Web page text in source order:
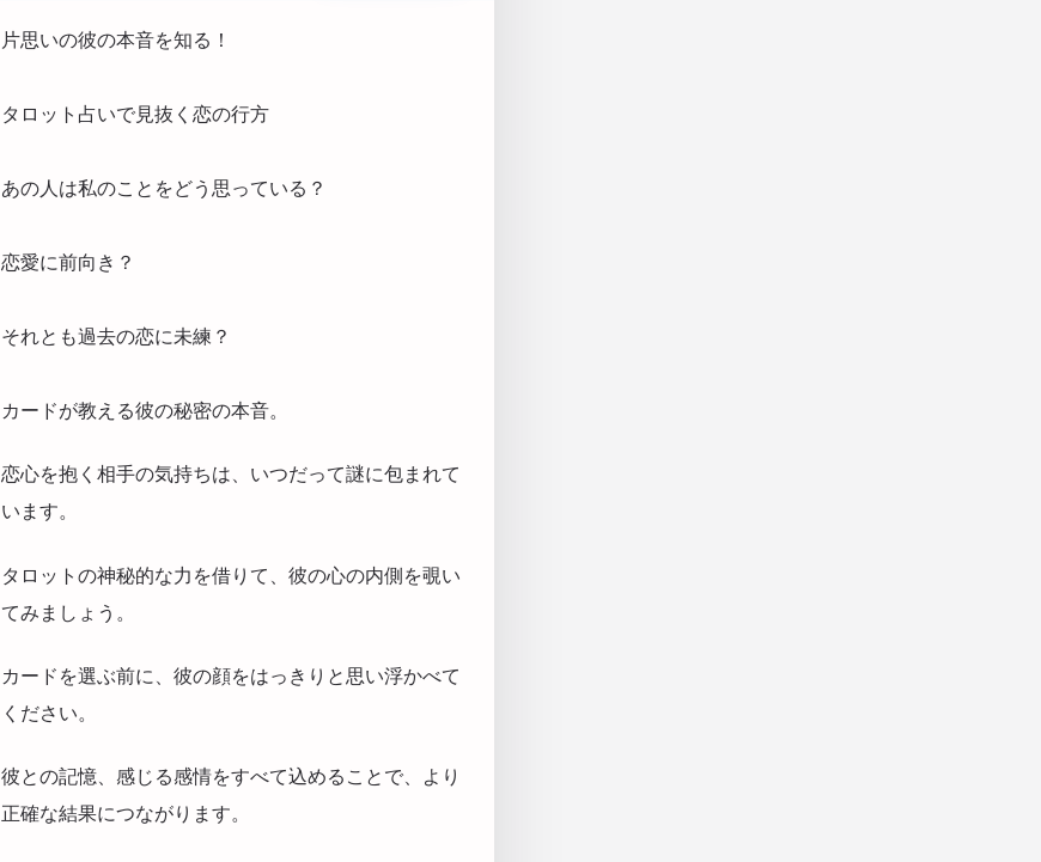
片思いの彼の本音を知る！
タロット占いで見抜く恋の行方
あの人は私のことをどう思っている？
恋愛に前向き？
それとも過去の恋に未練？
カードが教える彼の秘密の本音。
恋心を抱く相手の気持ちは、いつだって謎に包まれて
います。
タロットの神秘的な力を借りて、彼の心の内側を覗い
てみましょう。
カードを選ぶ前に、彼の顔をはっきりと思い浮かべて
ください。
彼との記憶、感じる感情をすべて込めることで、より
正確な結果につながります。